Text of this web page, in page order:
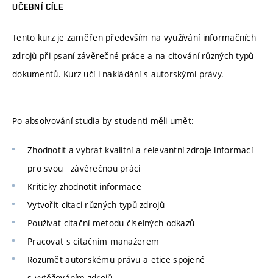
UČEBNÍ CÍLE
Tento kurz je zaměřen především na využívání informačních
zdrojů při psaní závěrečné práce a na citování různých typů
dokumentů. Kurz učí i nakládání s autorskými právy.
Po absolvování studia by studenti měli umět:
Zhodnotit a vybrat kvalitní a relevantní zdroje informací
pro svou závěrečnou práci
Kriticky zhodnotit informace
Vytvořit citaci různých typů zdrojů
Používat citační metodu číselných odkazů
Pracovat s citačním manažerem
Rozumět autorskému právu a etice spojené